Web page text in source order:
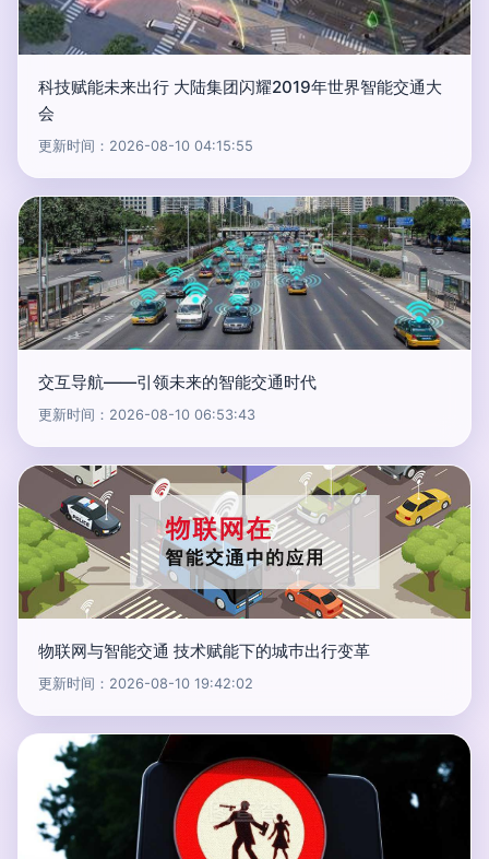
科技赋能未来出行 大陆集团闪耀2019年世界智能交通大
会
更新时间：2026-08-10 04:15:55
交互导航——引领未来的智能交通时代
更新时间：2026-08-10 06:53:43
物联网与智能交通 技术赋能下的城巿出行变革
更新时间：2026-08-10 19:42:02